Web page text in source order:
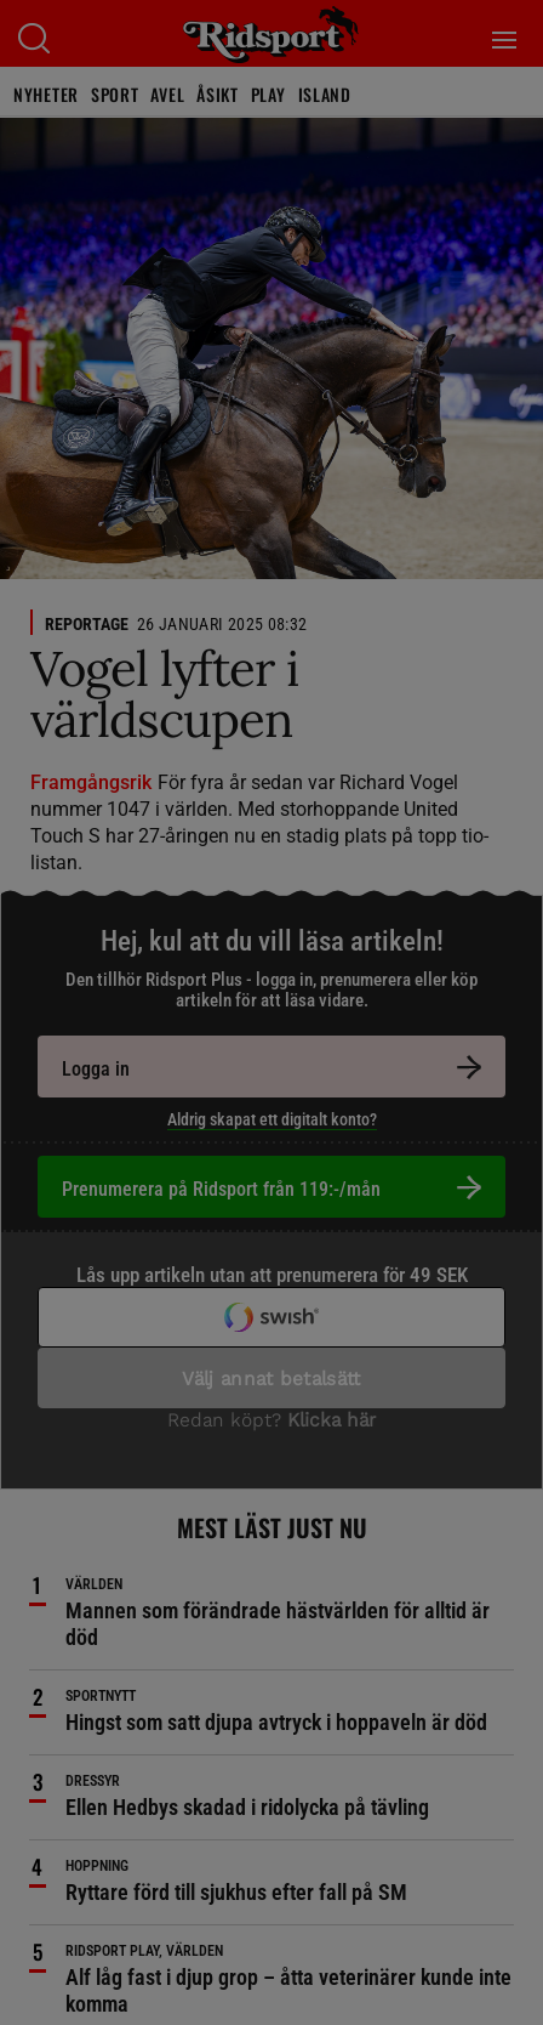
NYHETER SPORT AVEL ÅSIKT PLAY ISLAND
REPORTAGE 26 JANUARI 2025 08:32
Vogel lyfter i
världscupen
Framgångsrik För fyra år sedan var Richard Vogel
nummer 1047 i världen. Med storhoppande United
Touch S har 27-åringen nu en stadig plats på topp tio-
listan.
Hej, kul att du vill läsa artikeln!
Den tillhör Ridsport Plus - logga in, prenumerera eller köp
artikeln för att läsa vidare.
Logga in
Aldrig skapat ett digitalt konto?
Prenumerera på Ridsport från 119:-/mån
MEST LÄST JUST NU
VÄRLDEN
Mannen som förändrade hästvärlden för alltid är
död
SPORTNYTT
Hingst som satt djupa avtryck i hoppaveln är död
DRESSYR
Ellen Hedbys skadad i ridolycka på tävling
HOPPNING
Ryttare förd till sjukhus efter fall på SM
RIDSPORT PLAY, VÄRLDEN
Alf låg fast i djup grop – åtta veterinärer kunde inte
komma